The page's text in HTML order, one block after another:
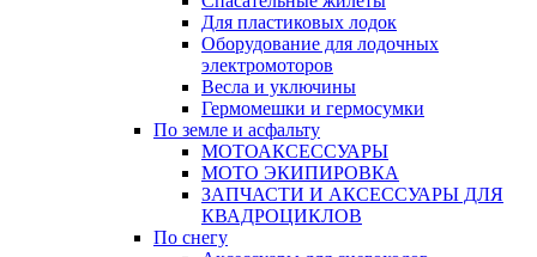
Для пластиковых лодок
Оборудование для лодочных
электромоторов
Весла и уключины
Гермомешки и гермосумки
По земле и асфальту
МОТОАКСЕССУАРЫ
МОТО ЭКИПИРОВКА
ЗАПЧАСТИ И АКСЕССУАРЫ ДЛЯ
КВАДРОЦИКЛОВ
По снегу